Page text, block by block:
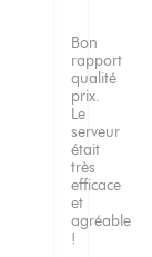
Bon
rapport
qualité
prix.
Le
serveur
était
très
efficace
et
agréable
!